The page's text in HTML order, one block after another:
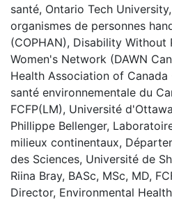
santé, Ontario Tech
organismes de personnes
(COPHAN), Disability Without
Women's Network (DAWN
Health Association of
santé environnementale du
FCFP(LM), Université
Phillippe Bellenger,
milieux continentaux,
des Sciences, Université de
Riina Bray, BASc, MSc, MD,
Director, Environmental